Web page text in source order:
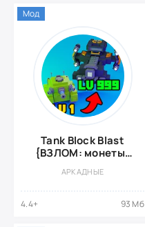
Tank Block Blast
{ВЗЛОМ: монеты/
АРКАДНЫЕ
4.4+ 93 Мб
Мод